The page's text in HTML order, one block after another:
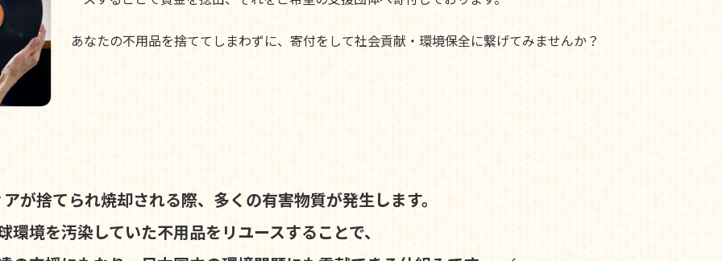
あなたの不用品を捨ててしまわずに、寄付をして社会貢献・環境保全に繋げてみませんか？
が捨てられ焼却される際、 多くの有害物質が発生します。
環境を汚染していた不用品を リユースすることで、